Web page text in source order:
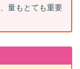
量もとても重要